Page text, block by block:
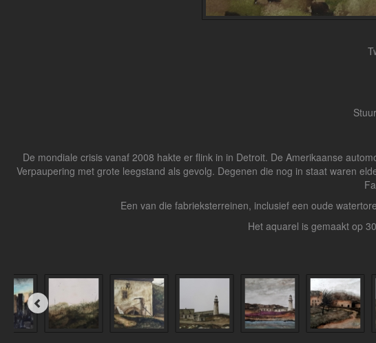
De mondiale crisis vanaf 2008 hakte er flink in in Detroit. De Amerikaanse
Verpaupering met grote leegstand als gevolg. Degenen die nog in staat waren
Een van die fabrieksterreinen, inclusief een oude
Het aquarel is gemaakt op